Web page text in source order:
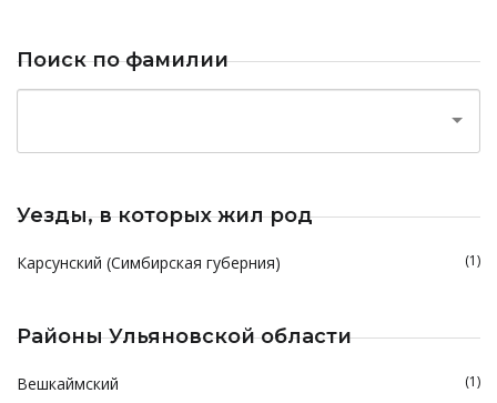
Поиск по фамилии
Уезды, в которых жил род
Карсунский (Симбирская губерния) (1)
Районы Ульяновской области
Вешкаймский (1)